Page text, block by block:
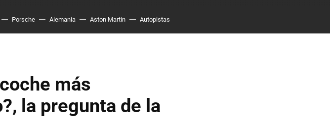
Porsche Alemania Aston Martin Autopistas
más
la pregunta de la